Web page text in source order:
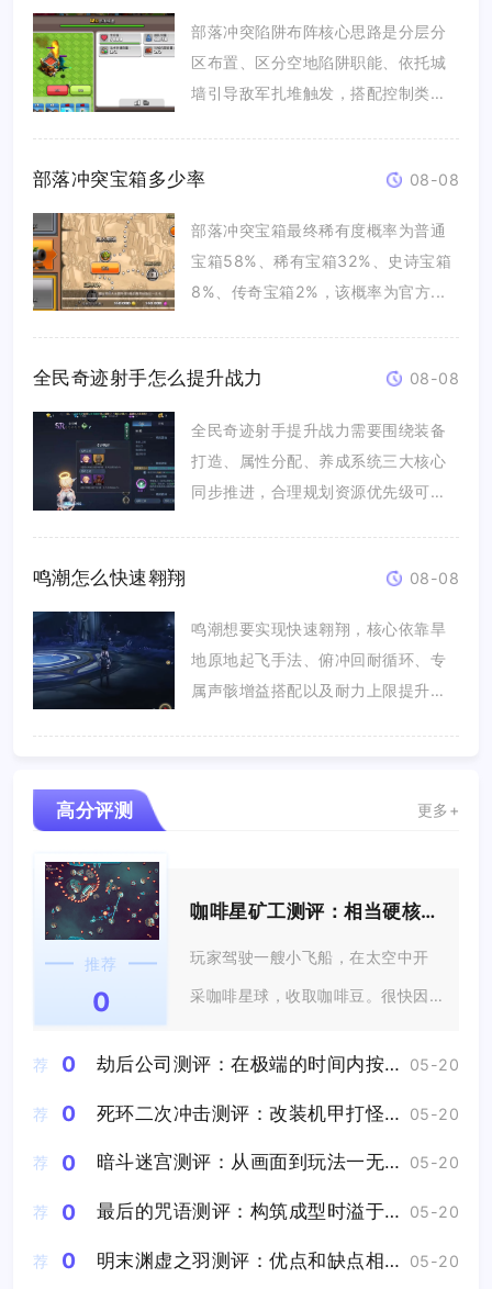
部落冲突陷阱布阵核心思路是分层分
区布置、区分空地陷阱职能、依托城
墙引导敌军扎堆触发，搭配控制类陷
部落冲突宝箱多少率 08-08
部落冲突宝箱最终稀有度概率为普通
宝箱58%、稀有宝箱32%、史诗宝箱
8%、传奇宝箱2%，该概率为官方...
全民奇迹射手怎么提升战力 08-08
全民奇迹射手提升战力需要围绕装备
打造、属性分配、养成系统三大核心
同步推进，合理规划资源优先级可以
鸣潮怎么快速翱翔 08-08
鸣潮想要实现快速翱翔，核心依靠旱
地原地起飞手法、俯冲回耐循环、专
属声骸增益搭配以及耐力上限提升四
高分评测 更多+
推荐
0
咖啡星矿工测评：相当硬核的休闲游戏
玩家驾驶一艘小飞船，在太空中开
采咖啡星球，收取咖啡豆。很快因
荐
0 劫后公司测评：在极端的时间内按照预先设定的唯一解去玩 05-20
荐 0 死环二次冲击测评：改装机甲打怪兽爽感拉满 05-20
荐 0 暗斗迷宫测评：从画面到玩法一无是处 05-20
荐 0 最后的咒语测评：构筑成型时溢于言表的成就感将直击心灵 05-20
荐 0 明末渊虚之羽测评：优点和缺点相比瑕不掩瑜 05-20